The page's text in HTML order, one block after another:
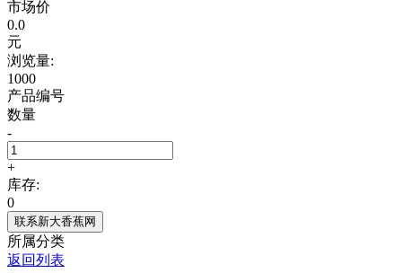
市场价
0.0
元
浏览量:
1000
产品编号
数量
-
+
库存:
0
联系新大香蕉网
所属分类
返回列表